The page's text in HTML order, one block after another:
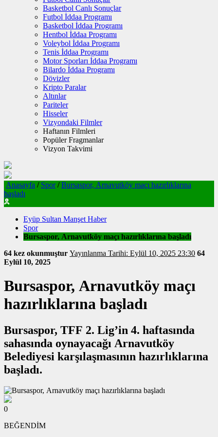
Basketbol Canlı Sonuçlar
Futbol İddaa Programı
Basketbol İddaa Programı
Hentbol İddaa Programı
Voleybol İddaa Programı
Tenis İddaa Programı
Motor Sporları İddaa Programı
Bilardo İddaa Programı
Dövizler
Kripto Paralar
Altınlar
Pariteler
Hisseler
Vizyondaki Filmler
Haftanın Filmleri
Popüler Fragmanlar
Vizyon Takvimi
Anasayfa / Spor / Bursaspor, Arnavutköy maçı hazırlıklarına
başladı
Eyüp Sultan Manşet Haber
Spor
Bursaspor, Arnavutköy maçı hazırlıklarına başladı
64 kez okunmuştur
Yayınlanma Tarihi: Eylül 10, 2025 23:30 64
Eylül 10, 2025
Bursaspor, Arnavutköy maçı
hazırlıklarına başladı
Bursaspor, TFF 2. Lig’in 4. haftasında
sahasında oynayacağı Arnavutköy
Belediyesi karşılaşmasının hazırlıklarına
başladı.
0
BEĞENDİM